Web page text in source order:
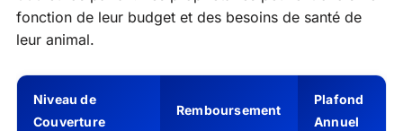
fonction de leur budget et des besoins de santé de
leur animal.
Niveau de
Couverture
Remboursement
Plafond
Annuel